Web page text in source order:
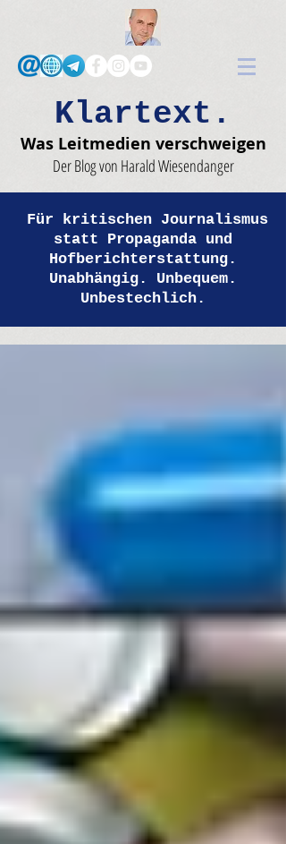
Klartext.
Was Leitmedien verschweigen
Der Blog von Harald Wiesendanger
Für kritischen Journalismus
statt Propaganda und
Hofberichterstattung.
Unabhängig. Unbequem.
Unbestechlich.